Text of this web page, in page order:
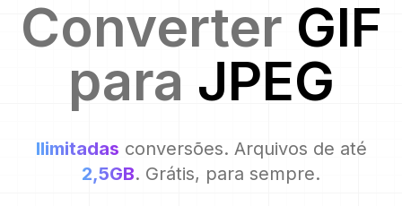
Converter GIF
para JPEG
Ilimitadas conversões. Arquivos de até
2,5GB. Grátis, para sempre.